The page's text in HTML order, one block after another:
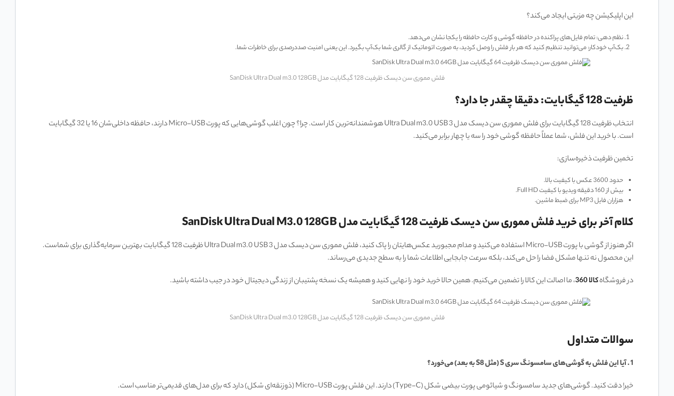
این اپلیکیشن چه مزیتی ایجاد می‌کند؟
نظم دهی: تمام فایل‌های پراکنده در حافظه گوشی و کارت حافظه را یکجا نشان می‌دهد.
بک‌آپ خودکار: می‌توانید تنظیم کنید که هر بار فلش را وصل کردید، به صورت اتوماتیک از گالری شما بک‌آپ بگیرد. این یعنی امنیت صددرصدی برای خاطرات شما.
فلش مموری سن دیسک ظرفیت 128 گیگابایت مدل SanDisk Ultra Dual m3.0 128GB
ظرفیت 128 گیگابایت: دقیقا چقدر جا دارد؟
انتخاب ظرفیت 128 گیگابایت برای فلش مموری سن دیسک مدل Ultra Dual m3.0 USB 3 هوشمندانه‌ترین کار است. چرا؟ چون اغلب گوشی‌هایی که پورت Micro-USB دارند، حافظه داخلی‌شان 16 یا 32 گیگابایت
است. با خرید این فلش، شما عملاً حافظه گوشی خود را سه یا چهار برابر می‌کنید.
تخمین ظرفیت ذخیره‌سازی:
حدود 3600 عکس با کیفیت بالا.
بیش از 160 دقیقه ویدیو با کیفیت Full HD.
هزاران فایل MP3 برای ضبط ماشین.
کلام آخر برای خرید فلش مموری سن دیسک ظرفیت 128 گیگابایت مدل SanDisk Ultra Dual M3.0 128GB
اگر هنوز از گوشی با پورت Micro-USB استفاده می‌کنید و مدام مجبورید عکس‌هایتان را پاک کنید، فلش مموری سن دیسک مدل Ultra Dual m3.0 USB 3 ظرفیت 128 گیگابایت بهترین سرمایه‌گذاری برای شماست.
این محصول نه تنها مشکل فضا را حل می‌کند، بلکه سرعت جابجایی اطلاعات شما را به سطح جدیدی می‌رساند.
در فروشگاهکالا 360 ، ما اصالت این کالا را تضمین می‌کنیم. همین حالا خرید خود را نهایی کنید و همیشه یک نسخه پشتیبان از زندگی دیجیتال خود در جیب داشته باشید.
فلش مموری سن دیسک ظرفیت 128 گیگابایت مدل SanDisk Ultra Dual m3.0 128GB
سوالات متداول
1
.آیا این فلش به گوشی‌های سامسونگ سری مثل به بعد)می‌خورد؟
خیر! دقت کنید. گوشی‌های جدید سامسونگ و شیائومی پورت بیضی شکل (Type-C) دارند. این فلش پورت Micro-USB (ذوزنقه‌ای شکل) دارد که برای مدل‌های قدیمی‌تر مناسب است.